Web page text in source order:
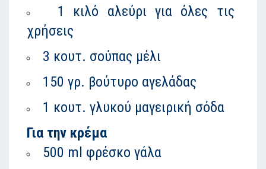
1 κιλό αλεύρι για όλες τις
χρήσεις
3 κουτ. σούπας μέλι
150 γρ. βούτυρο αγελάδας
1 κουτ. γλυκού μαγειρική σόδα
Για την κρέμα
500 ml φρέσκο γάλα